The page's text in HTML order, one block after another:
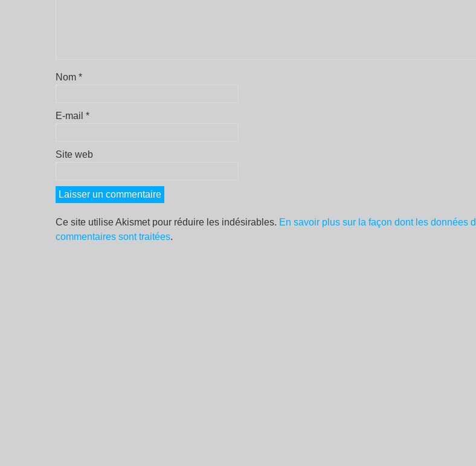
Nom *
E-mail *
Site web
Ce site utilise Akismet pour réduire les indésirables. En savoir plus sur la façon dont les données
commentaires sont traitées.